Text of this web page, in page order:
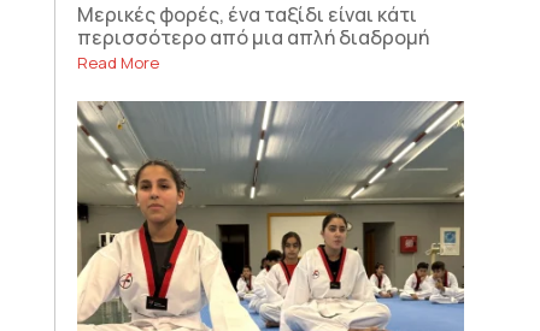
Μερικές φορές, ένα ταξίδι είναι κάτι
περισσότερο από μια απλή διαδρομή
Read More